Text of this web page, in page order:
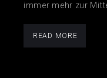
immer mehr zur
READ MORE